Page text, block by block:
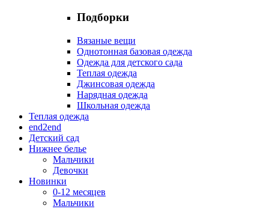
Подборки
Вязаные вещи
Однотонная базовая одежда
Одежда для детского сада
Теплая одежда
Джинсовая одежда
Нарядная одежда
Школьная одежда
Теплая одежда
end2end
Детский сад
Нижнее белье
Мальчики
Девочки
Новинки
0-12 месяцев
Мальчики